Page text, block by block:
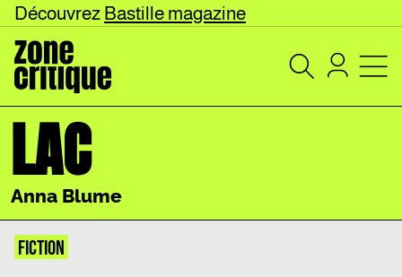
Découvrez Bastille magazine
LAC
Anna Blume
FICTION